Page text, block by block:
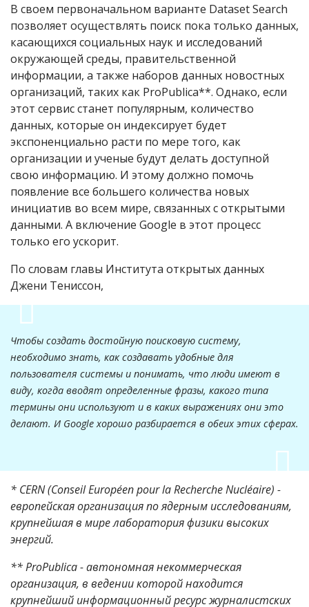
В своем первоначальном варианте Dataset Search
позволяет осуществлять поиск пока только данных,
касающихся социальных наук и исследований
окружающей среды, правительственной
информации, а также наборов данных новостных
организаций, таких как ProPublica**. Однако, если
этот сервис станет популярным, количество
данных, которые он индексирует будет
экспоненциально расти по мере того, как
организации и ученые будут делать доступной
свою информацию. И этому должно помочь
появление все большего количества новых
инициатив во всем мире, связанных с открытыми
данными. А включение Google в этот процесс
только его ускорит.
По словам главы Института открытых данных
Джени Тениссон,
Чтобы создать достойную поисковую систему,
необходимо знать, как создавать удобные для
пользователя системы и понимать, что люди имеют в
виду, когда вводят определенные фразы, какого типа
термины они используют и в каких выражениях они это
делают. И Google хорошо разбирается в обеих этих сферах.
* CERN (Conseil Européen pour la Recherche Nucléaire) -
европейская организация по ядерным исследованиям,
крупнейшая в мире лаборатория физики высоких
энергий.
** ProPublica - автономная некоммерческая
организация, в ведении которой находится
крупнейший информационный ресурс журналистских